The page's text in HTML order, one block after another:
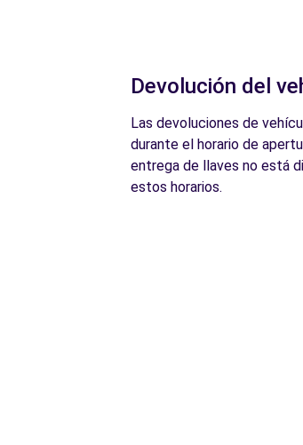
Devolución del
Las devoluciones de
durante el horario de
entrega de llaves no está
estos horarios.